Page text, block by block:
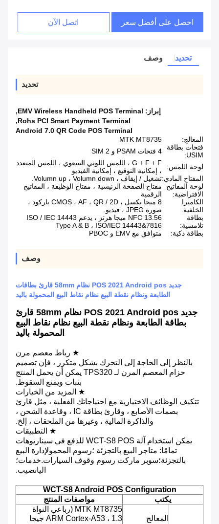
احصل على أفضل سعر اتصل الآن
تحديد وصف
تحديد
إبراز: EMV Wireless Handheld POS Terminal
,
Rohs PCI Smart Payment Terminal
,
Android 7.0 QR Code POS Terminal
المعالج:
MTK MT8735
فتحات بطاقة
USIM:
4 فتحات PSAM و 2 SIM
لوحة اللمس:
G + F + F ، اللمس اللوني السعوي ، اللمس المتعدد
، إمكانية التوقيع ، إمكانية الفيديو
المفتاح المادي:تشغيل / إيقاف ، Volumn up ، Volumn down.
لوحة المفاتيح
الافتراضية:
مفتاح الصفحة الرئيسية ، مفتاح الوظيفة ، المفاتيح
الرقمية
الكاميرا
الخلفية:
8 ميجا بكسل ، CMOS ، AF ، QR / 2D باركود ،
صورة JPEG ، فيديو.
بطاقة
تلامسية:
NFC 13.56 ميجا هرتز ، يدعم ISO / IEC 14443
Type A & B ، ISO/IEC 14443&7816
بطاقة ذكية:
متوافق مع EMV و PBOC
وصف
جديد POS 2021 Android pos نظام 58mm قارئ بطاقات
الطابعة ونظام نقطة البيع نظام نقاط البيع المحمولة باليد
جديد POS 2021 Android pos نظام 58mm قارئ
بطاقة الطابعة ونظام نقطة البيع نظام نقاط البيع
المحمولة باليد
★ رباط معصم مرن
بالنظر إلى الحاجة إلى التحرك بشكل متكرر ، فإن تصميم
حزام المعصم المرن لـ TPS320 يمكن أن يحمل المنتج
بثبات ويمنع السقوط.
★ المزيد من الخيارات
تتكيف الوظائف الاختيارية مع احتياجاتك الفعلية ، مثل قارئ
بصمات الأصابع ، وقارئ بطاقة IC ، وقاعدة الشحن ،
والذاكرة المالية ، وغيرها من الملحقات ، إلخ.
★ التطبيقات
يمكن استخدام آلة WCT-S8 POS للدفع في سيناريوهات
تمامًا: متاجر البيع بالتجزئة ؛رسوم المحمولإدارة البيع
بالتجزئة؛سوبر ماركت رسوم وقوف السيارات.خدمات؛
اليانصيب.
WCT-S8 Android POS Configuration
يكتب
مواصفات المنتج
المعالج
MTK MT8735 (رباعي النواة
ARM Cortex-A53 ، 1.3 جيجا